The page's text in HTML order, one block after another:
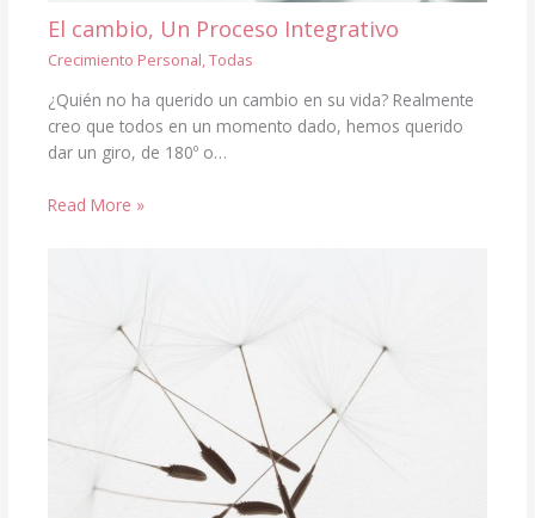
El cambio, Un Proceso Integrativo
Crecimiento Personal,Todas
¿Quién no ha querido un cambio en su vida? Realmente
creo que todos en un momento dado, hemos querido
dar un giro, de 180º o…
Read More »